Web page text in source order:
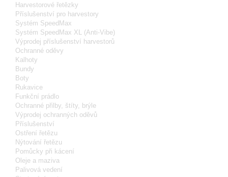
Harvestorové řetězky
Příslušenství pro harvestory
Systém SpeedMax
Systém SpeedMax XL (Anti-Vibe)
Výprodej příslušenství harvestorů
Ochranné oděvy
Kalhoty
Bundy
Boty
Rukavice
Funkční prádlo
Ochranné přilby, štíty, brýle
Výprodej ochranných oděvů
Příslušenství
Ostření řetězu
Nýtování řetězu
Pomůcky při kácení
Oleje a maziva
Palivová vedení